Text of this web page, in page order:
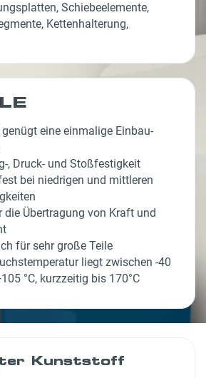
Schiebe­elemente,
Ketten­halterung,
genügt eine einmalige Einbau­
, Druck- und Stoß­festigkeit
bei niedrigen und mittleren
die Übertragung von Kraft und
für sehr große Teile
liegt zwischen -40
°C, kurzzeitig bis 170°C
Kunststoff